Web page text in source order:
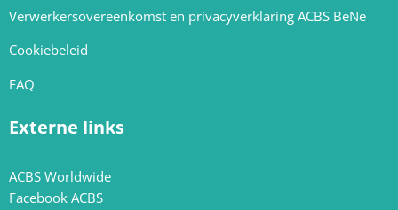
Verwerkersovereenkomst en privacyverklaring ACBS BeNe
Cookiebeleid
FAQ
Externe links
ACBS Worldwide
Facebook ACBS